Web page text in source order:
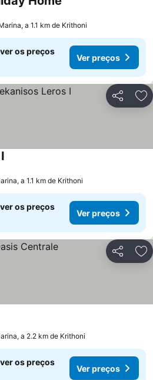
a 1.1 km de Krithoni
os preços
Ver preços
Partilhar
a 1.1 km de Krithoni
os preços
Ver preços
Partilhar
a 2.2 km de Krithoni
os preços
Ver preços